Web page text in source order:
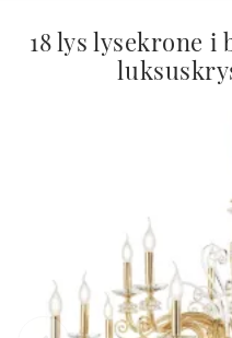
18 lys lysekrone i